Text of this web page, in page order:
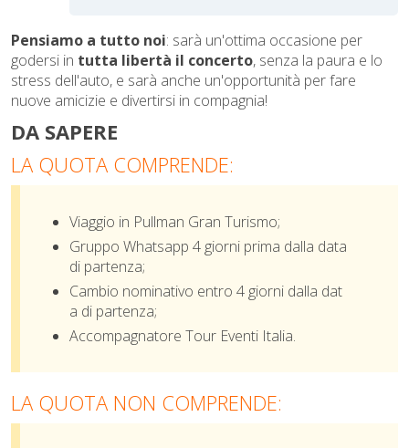
Pensiamo a tutto noi: sarà un'ottima occasione per
godersi in tutta libertà il concerto, senza la paura e lo
stress dell'auto, e sarà anche un'opportunità per fare
nuove amicizie e divertirsi in compagnia!
DA SAPERE
LA QUOTA COMPRENDE:
Viaggio in Pullman Gran Turismo;
Gruppo Whatsapp 4 giorni prima dalla data
di partenza;
Cambio nominativo entro 4 giorni dalla dat
a di partenza;
Accompagnatore Tour Eventi Italia.
LA QUOTA NON COMPRENDE: